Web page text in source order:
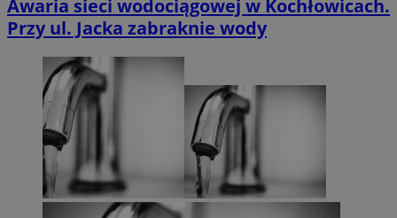
Awaria sieci wodociągowej w Kochłowicach.
Przy ul. Jacka zabraknie wody